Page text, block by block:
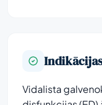
Vidalista